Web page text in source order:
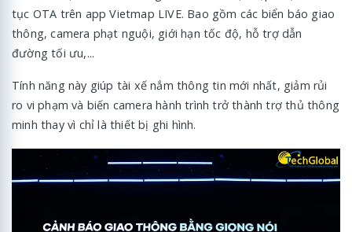
tục OTA trên app Vietmap LIVE. Bao gồm các biển báo giao
thông, camera phạt nguội, giới hạn tốc độ, hỗ trợ dẫn
đường tối ưu,...
Tính năng này giúp tài xế nắm thông tin mới nhất, giảm rủi
ro vi phạm và biến camera hành trình trở thành trợ thủ thông
minh thay vì chỉ là thiết bị ghi hình.